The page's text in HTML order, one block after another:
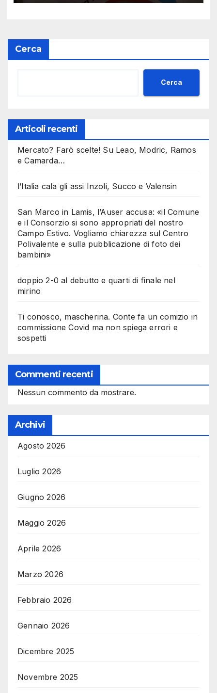
Vogliamo chiarezza sul
bambini»
Cerca
Cerca
Articoli recenti
Mercato? Farò scelte! Su Leao, Modric, Ramos
e Camarda…
l’Italia cala gli assi Inzoli, Succo e Valensin
San Marco in Lamis, l’Auser accusa: «il Comune
e il Consorzio si sono appropriati del nostro
Campo Estivo. Vogliamo chiarezza sul Centro
Polivalente e sulla pubblicazione di foto dei
bambini»
doppio 2-0 al debutto e quarti di finale nel
mirino
Ti conosco, mascherina. Conte fa un comizio in
commissione Covid ma non spiega errori e
sospetti
Commenti recenti
Nessun commento da mostrare.
Archivi
Agosto 2026
Luglio 2026
Giugno 2026
Maggio 2026
Aprile 2026
Marzo 2026
Febbraio 2026
Gennaio 2026
Dicembre 2025
Novembre 2025